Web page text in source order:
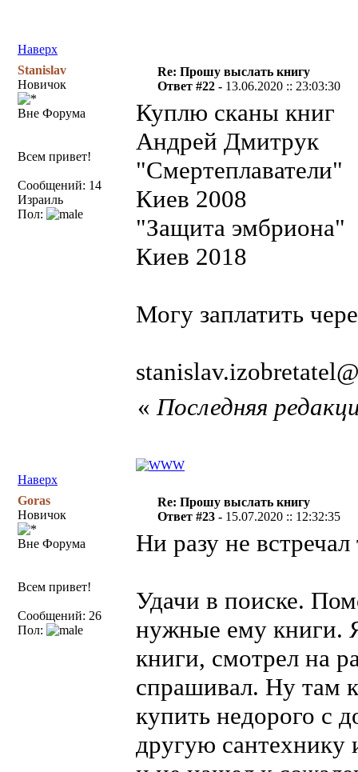
Наверх
Stanislav
Новичок
Вне Форума
Всем привет!
Сообщений: 14
Израиль
Пол:
Re: Прошу выслать книгу
Ответ #22 - 13.06.2020 :: 23:03:30
Куплю сканы книг
Андрей Дмитрук
Киев 2008
"Защита
Киев 2018
Могу заплатить
Наверх
«Последняя
Goras
Новичок
Вне Форума
Всем привет!
Сообщений: 26
Пол:
Re: Прошу выслать книгу
Ответ #23 - 15.07.2020 :: 12:32:35
Ни разу не
Удачи в поиске.
нужные ему книги.
книги, смотрел на
спрашивал. Ну там
купить недорого с
другую сантехнику